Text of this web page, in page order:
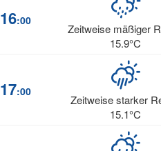
16:00
Zeitweise mäßiger
15.9°C
17:00
Zeitweise starker
15.1°C